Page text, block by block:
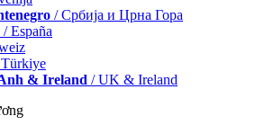
/ Србија и Црна Гора
/ España
& Ireland / UK & Ireland